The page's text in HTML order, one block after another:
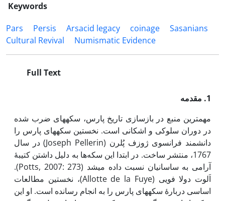
Keywords
Pars
Persis Arsacid legacy coinage
Sasanians
Cultural Revival
Numismatic Evidence
Full Text
1. مقدمه
مهم­ترین منبع در بازسازی تاریخ پارس، سکه­های ضرب شده
در دوران سلوکی و اشکانی است. نخستین سکه­های پارس را
دانشمند فرانسوی ژوزف پُلرن (Joseph Pellerin) در سال
1767، منتشر ساخت. در ابتدا این سکه‌ها به دلیل داشتن کتیبۀ
آرامی به ساسانیان نسبت داده می­شد (Potts, 2007: 273).
اَلوت دولا فویی (Allotte de la Fuye)، نخستین مطالعات
اساسی دربارۀ سکه­های پارس را به انجام رسانده است. او این